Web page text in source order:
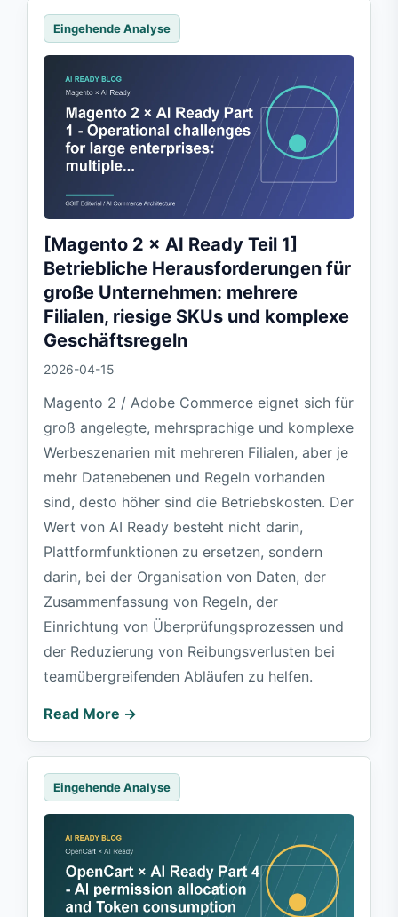
Eingehende Analyse
[Magento 2 × AI Ready Teil 1]
Betriebliche Herausforderungen für
große Unternehmen: mehrere
Filialen, riesige SKUs und komplexe
Geschäftsregeln
2026-04-15
Magento 2 / Adobe Commerce eignet sich für
groß angelegte, mehrsprachige und komplexe
Werbeszenarien mit mehreren Filialen, aber je
mehr Datenebenen und Regeln vorhanden
sind, desto höher sind die Betriebskosten. Der
Wert von AI Ready besteht nicht darin,
Plattformfunktionen zu ersetzen, sondern
darin, bei der Organisation von Daten, der
Zusammenfassung von Regeln, der
Einrichtung von Überprüfungsprozessen und
der Reduzierung von Reibungsverlusten bei
teamübergreifenden Abläufen zu helfen.
Read More →
Eingehende Analyse